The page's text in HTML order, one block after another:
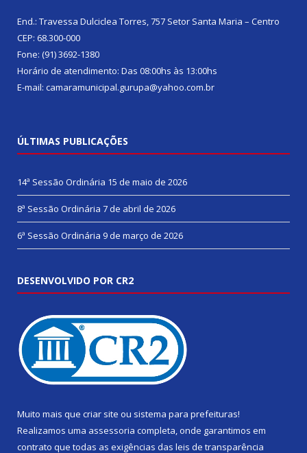
End.: Travessa Dulciclea Torres, 757 Setor Santa Maria – Centro
CEP: 68.300-000
Fone: (91) 3692-1380
Horário de atendimento: Das 08:00hs às 13:00hs
E-mail: camaramunicipal.gurupa@yahoo.com.br
ÚLTIMAS PUBLICAÇÕES
14ª Sessão Ordinária 15 de maio de 2026
8ª Sessão Ordinária 7 de abril de 2026
6ª Sessão Ordinária 9 de março de 2026
DESENVOLVIDO POR CR2
Muito mais que criar site ou sistema para prefeituras!
Realizamos uma assessoria completa, onde garantimos em
contrato que todas as exigências das leis de transparência